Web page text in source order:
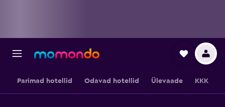
Parimad hotellid Odavad hotellid Ülevaade KKK